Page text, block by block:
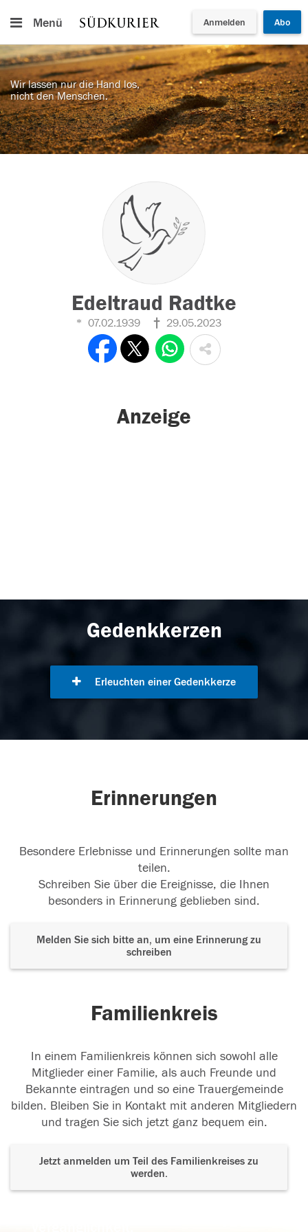
Menü Anmelden Abo
Wir lassen nur die Hand los,
nicht den Menschen.
Edeltraud Radtke
07.02.1939 29.05.2023
Anzeige
Gedenkkerzen
Erleuchten einer Gedenkkerze
Erinnerungen
Besondere Erlebnisse und Erinnerungen sollte man
teilen.
Schreiben Sie über die Ereignisse, die Ihnen
besonders in Erinnerung geblieben sind.
Melden Sie sich bitte an, um eine Erinnerung zu
schreiben
Familienkreis
In einem Familienkreis können sich sowohl alle
Mitglieder einer Familie, als auch Freunde und
Bekannte eintragen und so eine Trauergemeinde
bilden. Bleiben Sie in Kontakt mit anderen Mitgliedern
und tragen Sie sich jetzt ganz bequem ein.
Jetzt anmelden um Teil des Familienkreises zu
werden.